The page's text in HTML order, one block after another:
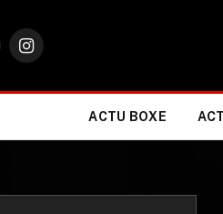
Instagram
ACTU BOXE